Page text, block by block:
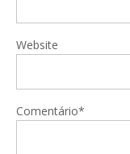
Website
Comentário*